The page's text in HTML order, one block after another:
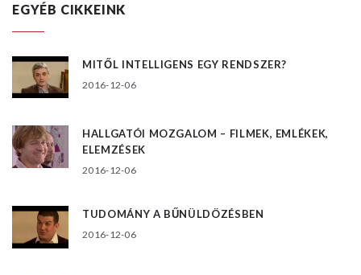
EGYÉB CIKKEINK
MITŐL INTELLIGENS EGY RENDSZER?
2016-12-06
HALLGATÓI MOZGALOM – FILMEK, EMLÉKEK,
ELEMZÉSEK
2016-12-06
TUDOMÁNY A BŰNÜLDÖZÉSBEN
2016-12-06